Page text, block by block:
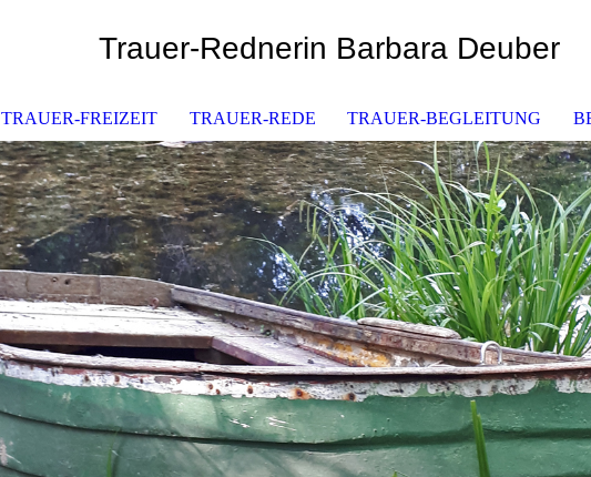
Trauer-Rednerin Barbara Deuber
TRAUER-FREIZEIT TRAUER-REDE TRAUER-BEGLEITUNG